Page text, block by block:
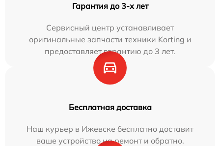
Гарантия до 3-х лет
Сервисный центр устанавливает
оригинальные запчасти техники Korting и
предоставляет гарантию до 3 лет.
Бесплатная доставка
Наш курьер в Ижевске бесплатно доставит
ваше устройство на ремонт и обратно.